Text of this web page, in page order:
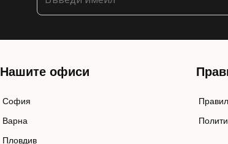
Нашите офиси
София
Варна
Пловдив